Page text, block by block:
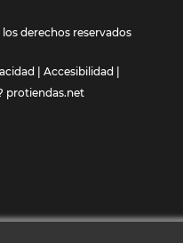
derechos reservados
Accesibilidad
protiendas.net